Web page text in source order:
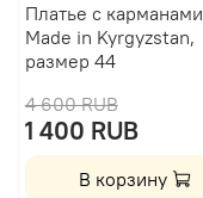
Платье с карманами
Made in Kyrgyzstan,
размер 44
4 600 RUB
1 400 RUB
В корзину